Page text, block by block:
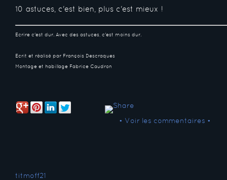
10 astuces, c'est bien, plus c'est mieux !
Ecrire c'est dur. Avec des astuces, c'est moins dur.
Ecrit et réalisé par François Descraques
Montage et habillage Fabrice Caudron
• Voir les commentaires •
titmoff21